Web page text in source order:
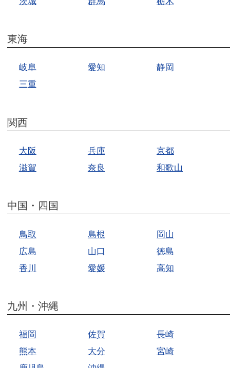
東海
岐阜 愛知
静岡
三重
関西
大阪 兵庫
京都
滋賀
奈良 和歌山
中国・四国
鳥取 島根
岡山
広島
山口
徳島
香川
愛媛 高知
九州・沖縄
福岡 佐賀
長崎
熊本
大分
宮崎